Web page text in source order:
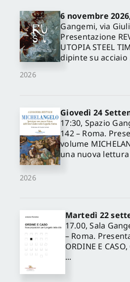
2026
6 novembre
Gangemi, via
Presentazione
UTOPIA STEEL
dipinte su acciaio
2026
Giovedì 24
17:30, Spazio
142 – Roma.
volume
una nuova lettura
Martedì 22
17.00, Sala
– Roma.
ORDINE E
...